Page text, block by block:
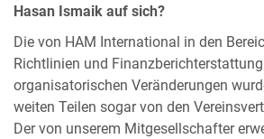
Hasan Ismaik auf sich?
Die von HAM International in den
Richtlinien und
organisatorischen Veränderungen
weiten Teilen sogar von den
Der von unserem Mitgesellschafter